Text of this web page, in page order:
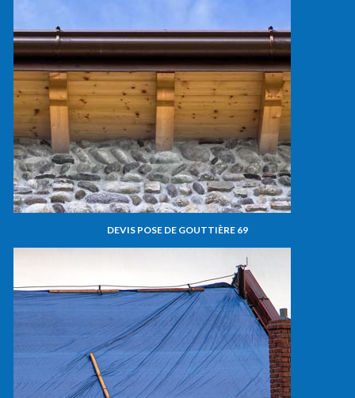
DEVIS POSE DE GOUTTIÈRE 69